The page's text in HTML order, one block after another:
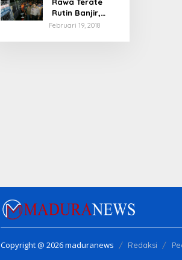
Rutin Banjir,
Anies Bakal Cek
Februari 19, 2018
Copyright @ 2026 maduranews Redaksi